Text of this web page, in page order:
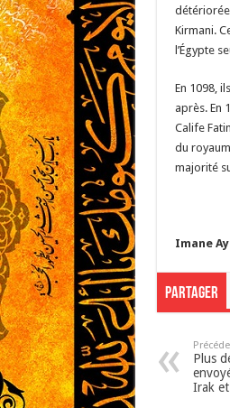
Kirmani.
l’Égypte
En 1098,
après. En
Calife
du
majorité
Imane
Partager
Plus
Irak